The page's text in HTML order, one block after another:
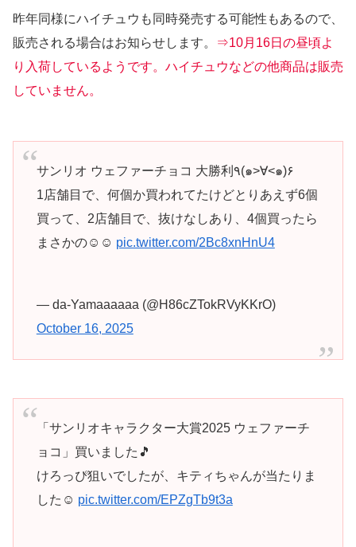
昨年同様にハイチュウも同時発売する可能性もあるので、
販売される場合はお知らせします。
⇒10月16日の昼頃よ
り入荷しているようです。ハイチュウなどの他商品は販売
していません。
サンリオ ウェファーチョコ 大勝利٩(๑>∀<๑)۶
1店舗目で、何個か買われてたけどとりあえず6個
買って、2店舗目で、抜けなしあり、4個買ったら
まさかの☺️☺️ pic.twitter.com/2Bc8xnHnU4
— da-Yamaaaaaa (@H86cZTokRVyKKrO)
October 16, 2025
「サンリオキャラクター大賞2025 ウェファーチ
ョコ」買いました🎵
けろっぴ狙いでしたが、キティちゃんが当たりま
した☺️ pic.twitter.com/EPZgTb9t3a